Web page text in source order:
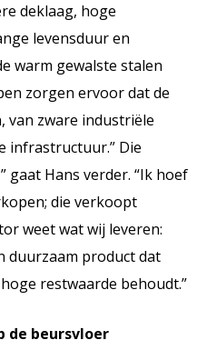
deklaag, hoge
levensduur en
warm gewalste stalen
zorgen ervoor dat de
van zware industriële
infrastructuur.” Die
gaat Hans verder. “Ik hoef
die verkoopt
weet wat wij leveren:
duurzaam product dat
restwaarde behoudt.”
de beursvloer